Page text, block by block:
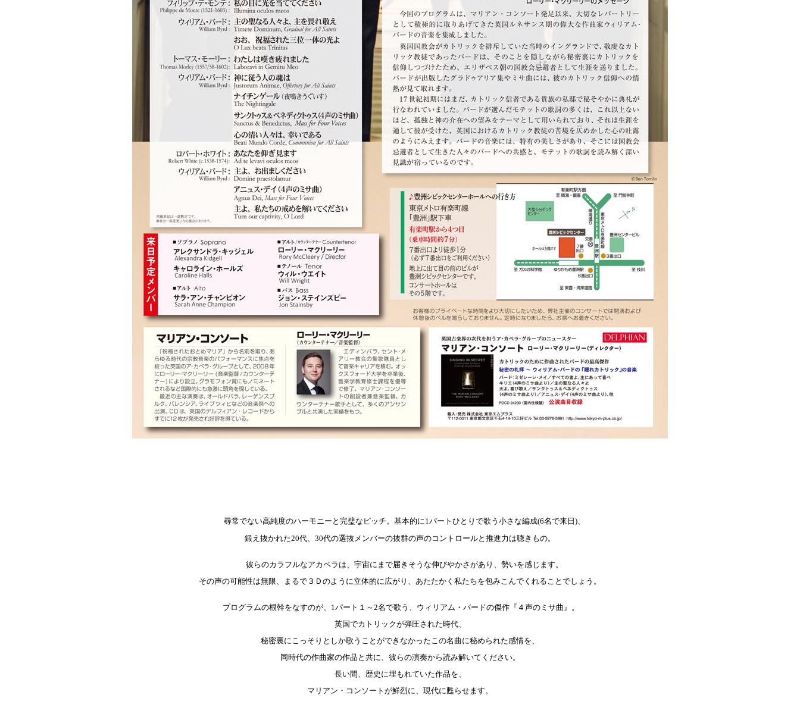
尋常でない高純度のハーモニーと完璧なピッチ。基本的に1パートひとりで歌う小さな編成(6名で来日 )、
鍛え抜かれた20代、 30代の選抜メンバーの抜群の声のコントロールと推進力は聴きもの。
彼らのカラフルなアカペラは、宇宙にまで届きそうな伸びやかさがあり、勢いを感じます。
その声の可能性は無限、まるで３Ｄのように立体的に広がり、あたたかく私たちを包みこんでくれることでしょう。
プログラムの根幹をなすのが、 1パート１～2名で歌う、ウィリアム・バードの傑作『４声のミサ曲』。
英国でカトリックが弾圧された時代、
秘密裏にこっそりとしか歌うことができなかったこの名曲に秘められた感情を、
同時代の作曲家の作品と共に、彼らの演奏から読み解いてください。
長い間、歴史に埋もれていた作品を、
マリアン・コンソートが鮮烈に、現代に甦らせます。